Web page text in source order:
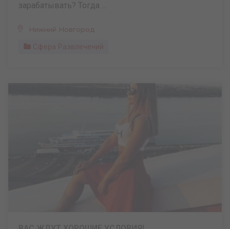
зарабатывать? Тогда ...
Нижний Новгород
Сфера Развлечений